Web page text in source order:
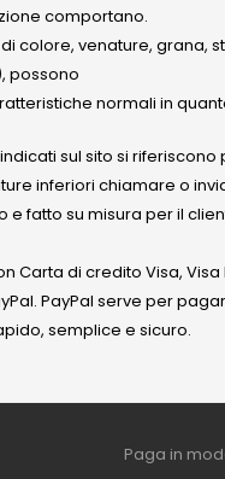
comportano.
colore, venature, grana,
possono
normali in
sul sito si
inferiori chiamare o
e fatto su misura per il
Carta di credito Visa,
PayPal serve per
semplice e sicuro.
Paga in